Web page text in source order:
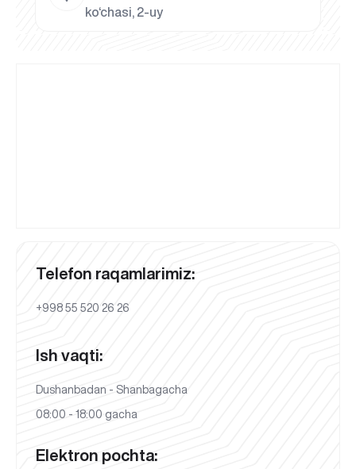
ko‘chasi, 2-uy
Telefon raqamlarimiz:
+998 55 520 26 26
Ish vaqti:
Dushanbadan - Shanbagacha
08:00 - 18:00 gacha
Elektron pochta: